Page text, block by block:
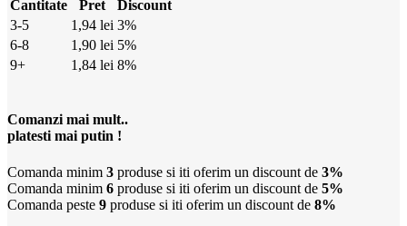
Cantitate Pret
Discount
3-5
1,94 lei 3%
6-8
1,90 lei 5%
9+
1,84 lei 8%
Comanzi mai mult..
platesti mai putin !
Comanda minim 3 produse si iti oferim un discount de 3%
Comanda minim 6 produse si iti oferim un discount de 5%
Comanda peste 9 produse si iti oferim un discount de 8%